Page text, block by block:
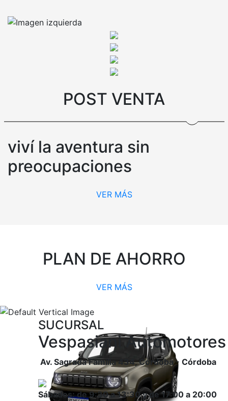
POST VENTA
viví la aventura sin
preocupaciones
VER MÁS
PLAN DE AHORRO
VER MÁS
SUCURSAL
Vespasiani Automotores
Av. Sagrada Familia 434, Córdoba - Córdoba
Sábados: de 9:30 a 13:30 y de 17:00 a 20:00